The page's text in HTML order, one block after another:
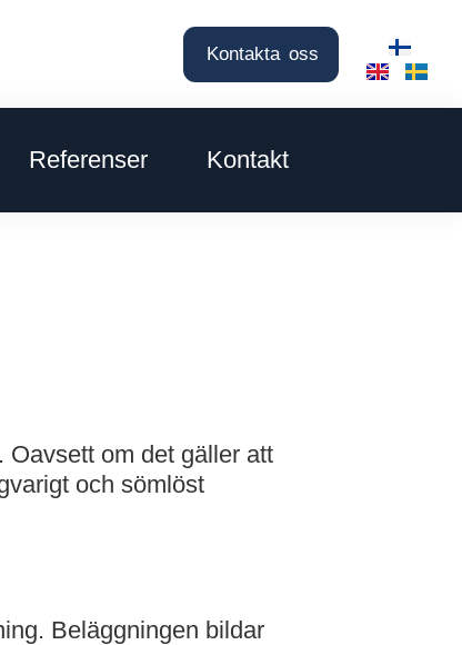
Kontakta oss
Referenser Kontakt
Oavsett om det gäller att
och sömlöst
Beläggningen bildar